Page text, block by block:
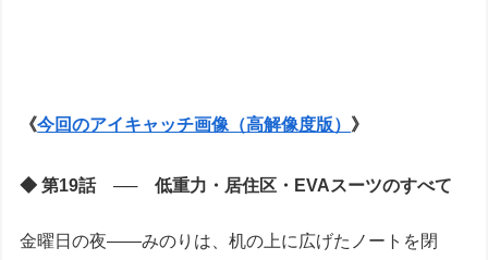
《今回のアイキャッチ画像（高解像度版） 》
◆ 第19話 ── 低重力・居住区・EVAスーツのすべて
金曜日の夜――みのりは、机の上に広げたノートを閉